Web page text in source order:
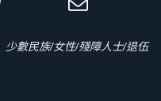
少數民族/女性/殘障人士/退伍